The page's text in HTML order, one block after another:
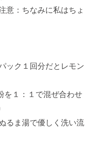
意：ちなみに私はちょ
ック１回分だとレモン
１：１で混ぜ合わせ
るま湯で優しく洗い流